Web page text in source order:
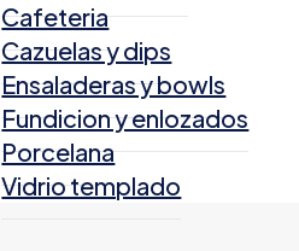
Cafeteria
Cazuelas y dips
Ensaladeras y bowls
Fundicion y enlozados
Porcelana
Vidrio templado